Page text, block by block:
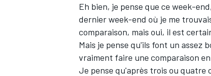
Eh bien, je pense que ce week-
dernier week-end où je me
comparaison, mais oui, il est
Mais je pense qu'ils font un assez
vraiment faire une comparaison
Je pense qu'après trois ou quatre